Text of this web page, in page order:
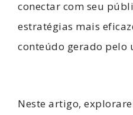
conectar com seu
estratégias mais
conteúdo gerado pelo
Neste artigo,